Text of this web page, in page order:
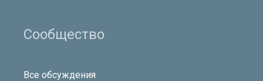
Сообщество
Все обсуждения